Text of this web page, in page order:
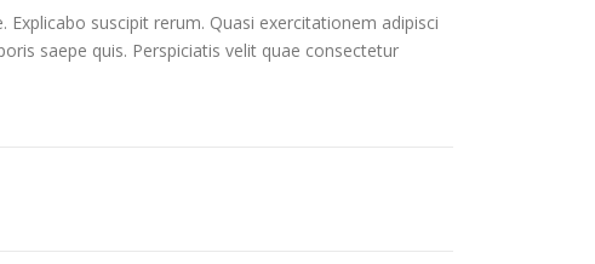
suscipit rerum. Quasi exercitationem adipisci
saepe quis. Perspiciatis velit quae consectetur